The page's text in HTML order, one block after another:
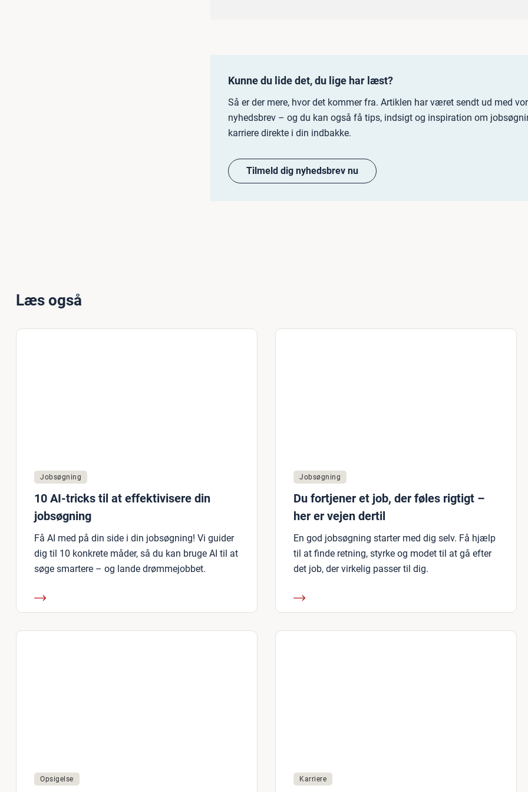
Kunne du lide det, du lige har læst?
Så er der mere, hvor det kommer fra. Artiklen har været sendt ud med
nyhedsbrev – og du kan også få tips, indsigt og inspiration om
karriere direkte i din indbakke.
Tilmeld dig nyhedsbrev nu
Læs også
Jobsøgning
10 AI-tricks til at effektivisere din
jobsøgning
Få AI med på din side i din jobsøgning! Vi guider
dig til 10 konkrete måder, så du kan bruge AI til at
søge smartere – og lande drømmejobbet.
Jobsøgning
Du fortjener et job, der føles rigtigt –
her er vejen dertil
En god jobsøgning starter med dig selv. Få hjælp
til at finde retning, styrke og modet til at gå efter
det job, der virkelig passer til dig.
Opsigelse Karriere